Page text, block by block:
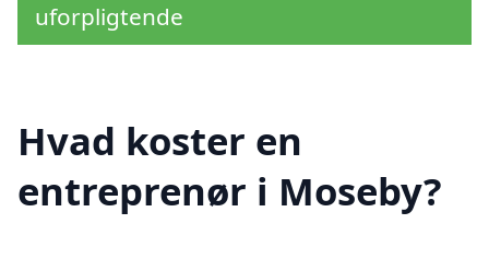
uforpligtende
Hvad koster en
entreprenør i Moseby?